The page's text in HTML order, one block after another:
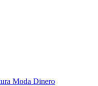
Moda Dinero